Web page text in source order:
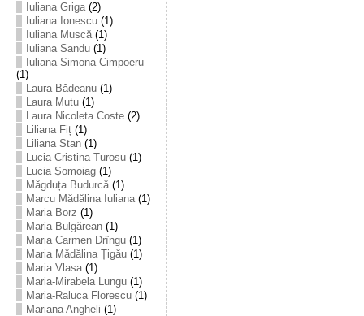
Iuliana Griga(2)
Iuliana Ionescu(1)
Iuliana Muscă(1)
Iuliana Sandu(1)
Iuliana-Simona Cimpoeru
(1)
Laura Bădeanu(1)
Laura Mutu(1)
Laura Nicoleta Coste(2)
Liliana Fiț(1)
Liliana Stan(1)
Lucia Cristina Turosu(1)
Lucia Șomoiag(1)
Măgduța Budurcă(1)
Marcu Mădălina Iuliana(1)
Maria Borz (1)
Maria Bulgărean(1)
Maria Carmen Drîngu(1)
Maria Mădălina Țigău(1)
Maria Vlasa(1)
Maria-Mirabela Lungu(1)
Maria-Raluca Florescu(1)
Mariana Angheli (1)